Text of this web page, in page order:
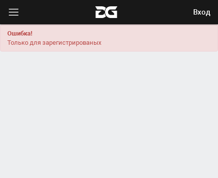
Вход
Ошибка!
Только для зарегистрированых